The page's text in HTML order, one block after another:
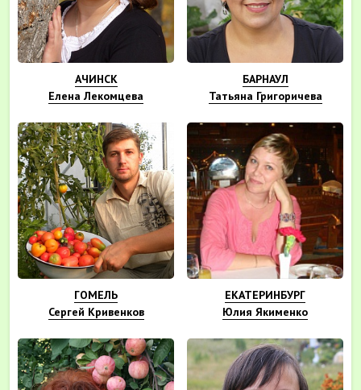
АЧИНСК
Елена Лекомцева
БАРНАУЛ
Татьяна Григоричева
ГОМЕЛЬ
Сергей Кривенков
ЕКАТЕРИНБУРГ
Юлия Якименко